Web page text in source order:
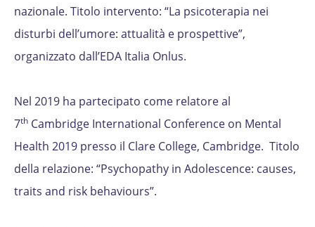
nazionale. Titolo intervento: “La psicoterapia nei
disturbi dell’umore: attualità e prospettive”,
organizzato dall’EDA Italia Onlus.
Nel 2019 ha partecipato come relatore al
7th Cambridge International Conference on Mental
Health 2019 presso il Clare College, Cambridge. Titolo
della relazione: “Psychopathy in Adolescence: causes,
traits and risk behaviours”.